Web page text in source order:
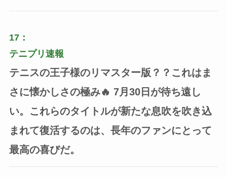
17：
テニプリ速報
テニスの王子様のリマスター版？？これはま
さに懐かしさの極み🔥 7月30日が待ち遠し
い。これらのタイトルが新たな息吹を吹き込
まれて復活するのは、長年のファンにとって
最高の喜びだ。